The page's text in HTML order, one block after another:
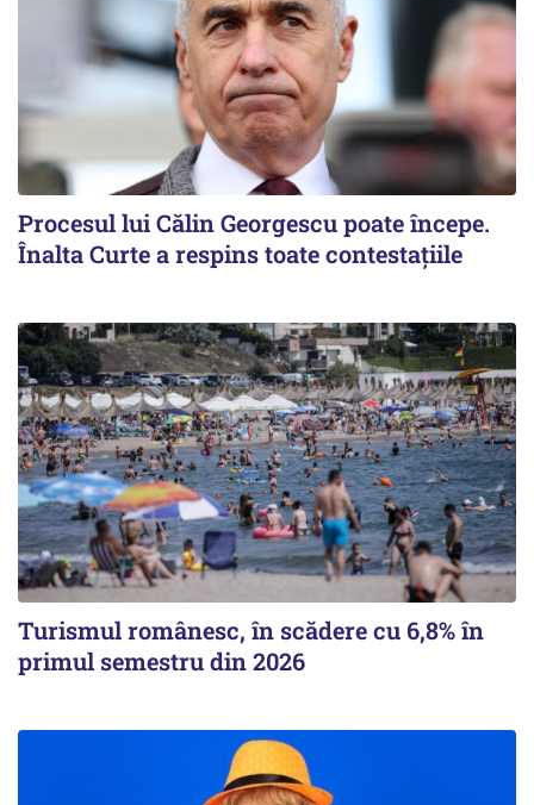
Procesul lui Călin Georgescu poate începe.
Înalta Curte a respins toate contestațiile
Turismul românesc, în scădere cu 6,8% în
primul semestru din 2026